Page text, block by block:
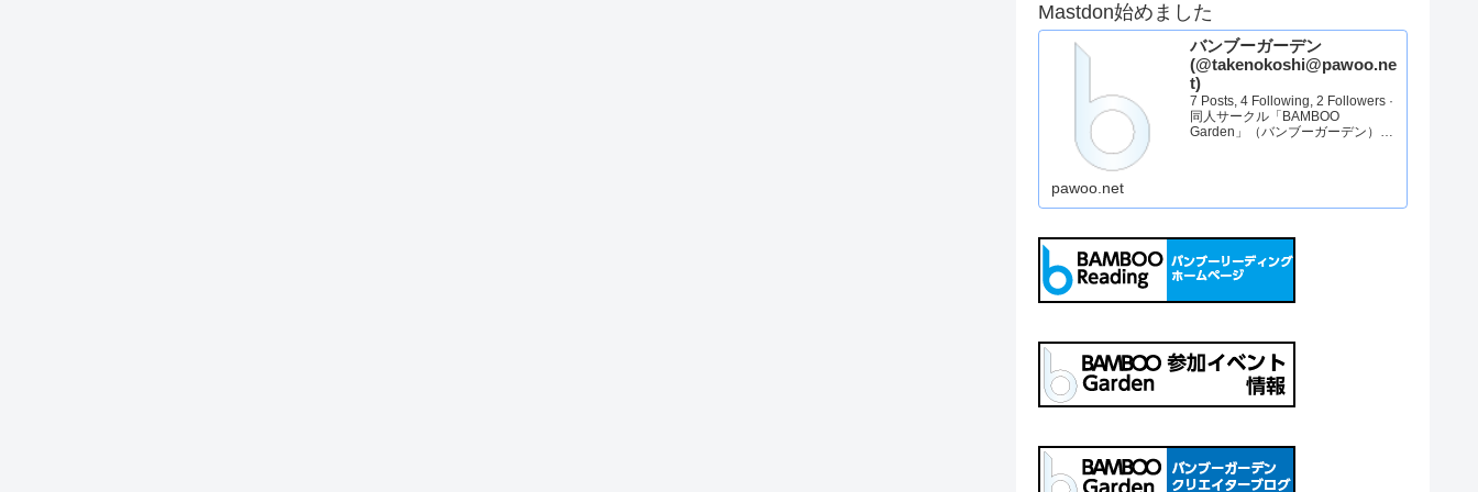
Mastdon始めました
バンブーガーデン
(@takenokoshi@pawoo.ne
t)
7 Posts, 4 Following, 2 Followers ·
同人サークル「BAMBOO
Garden」（バンブーガーデン）の
pawoo.net